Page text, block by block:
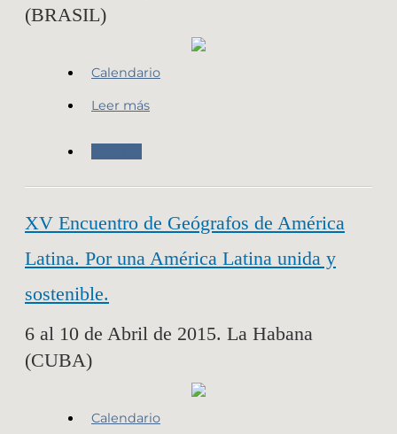
(BRASIL)
Calendario
Leer más
XV Encuentro de Geógrafos de América
Latina. Por una América Latina unida y
sostenible.
6 al 10 de Abril de 2015. La Habana
(CUBA)
Calendario